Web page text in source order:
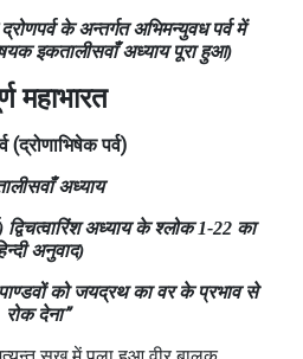
के अन्‍तर्गत अभिमन्‍युवध पर्व में
इकतालीसवाँ अध्‍याय पूरा हुआ)
महाभारत
(द्रोणाभिषेक पर्व)
अध्याय
द्विचत्‍वारिंश अध्याय के श्लोक 1-22 का
अनुवाद)
को जयद्रथ का वर के प्रभाव से
रोक देना”